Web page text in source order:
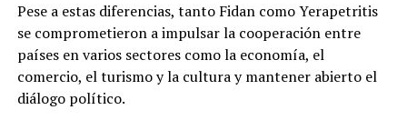
Pese a estas diferencias, tanto Fidan como Yerapetritis
se comprometieron a impulsar la cooperación entre
países en varios sectores como la economía, el
comercio, el turismo y la cultura y mantener abierto el
diálogo político.